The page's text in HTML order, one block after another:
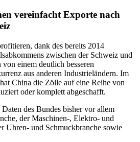
vereinfacht Exporte nach
dank des bereits 2014
zwischen der Schweiz und
einem deutlich besseren
aus anderen Industrieländern. Im
China die Zölle auf eine Reihe von
oder komplett abgeschafft.
des Bundes bisher vor allem
der Maschinen-, Elektro- und
Uhren- und Schmuckbranche sowie